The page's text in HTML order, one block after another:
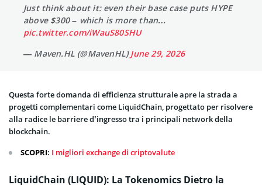
Just think about it: even their base case puts HYPE
above $300 – which is more than…
pic.twitter.com/iWauS80SHU
— Maven.HL (@MavenHL)June 29, 2026
Questa forte domanda di efficienza strutturale apre la strada a
progetti complementari come LiquidChain, progettato per risolvere
alla radice le barriere d’ingresso tra i principali network della
blockchain.
SCOPRI: I migliori exchange di criptovalute
LiquidChain (LIQUID): La Tokenomics Dietro la